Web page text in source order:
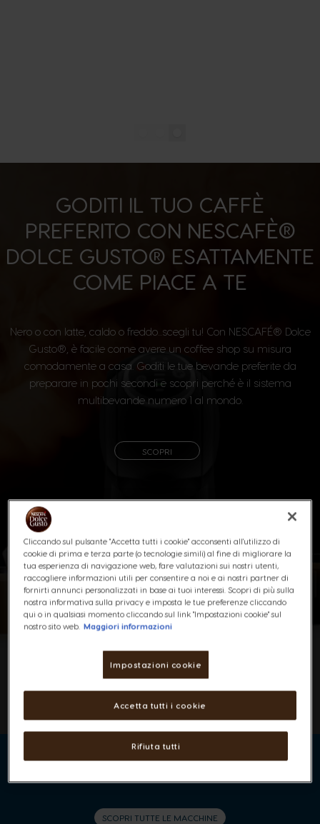
GODITI IL TUO CAFFÈ
PREFERITO CON NESCAFÈ®
DOLCE GUSTO® ESATTAMENTE
COME PIACE A TE
Nero o con latte, caldo o freddo...scegli tu! Con NESCAFÉ® Dolce
Gusto®, è facile come avere un coffee shop su misura
comodamente a casa. Goditi le tue bevande preferite da
preparare in pochi secondi e scopri perché è il sistema
multibevande numero 1 al mondo.
SCOPRI
SCOPRI TUTTE LE MACCHINE
Cliccando sul pulsante "Accetta tutti i cookie" acconsenti all'utilizzo di
cookie di prima e terza parte (o tecnologie simili) al fine di migliorare la
tua esperienza di navigazione web, fare valutazioni sui nostri utenti,
raccogliere informazioni utili per consentire a noi e ai nostri partner di
fornirti annunci personalizzati in base ai tuoi interessi. Scopri di più sulla
nostra informativa sulla privacy e imposta le tue preferenze cliccando
qui o in qualsiasi momento cliccando sul link "Impostazioni cookie" sul
nostro sito web. Maggiori informazioni
Impostazioni cookie
Rifiuta tutti
Accetta tutti i cookie